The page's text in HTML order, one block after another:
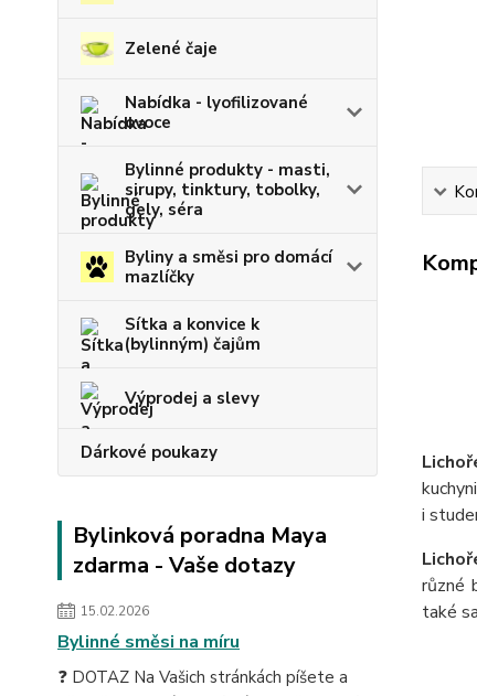
Zelené čaje
Nabídka - lyofilizované
ovoce
Bylinné produkty - masti,
sirupy, tinktury, tobolky,
gely, séra
Byliny a směsi pro domácí
mazlíčky
Sítka a konvice k
(bylinným) čajům
Výprodej a slevy
Dárkové poukazy
Bylinková poradna Maya
zdarma - Vaše dotazy
15.02.2026
Bylinné směsi na míru
❓ DOTAZ Na Vašich stránkách píšete a
i
různé
také